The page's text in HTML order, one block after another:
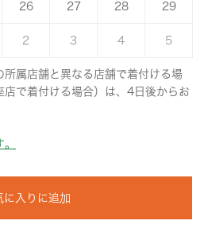
26 27 28 29
2 3 4 5
属店舗と異なる店舗で着付ける場
で着付ける場合）は、4日後からお
に入りに追加